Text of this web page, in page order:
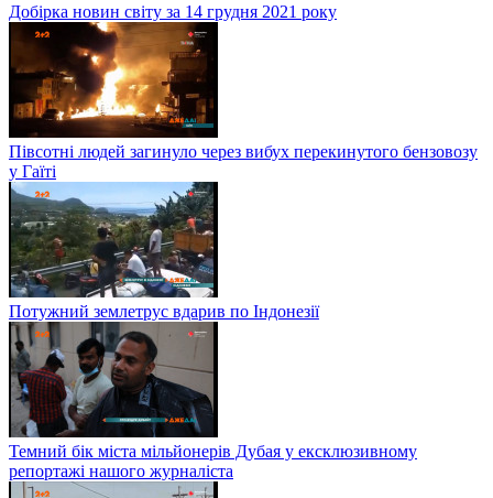
Добірка новин світу за 14 грудня 2021 року
Півсотні людей загинуло через вибух перекинутого бензовозу
у Гаїті
Потужний землетрус вдарив по Індонезії
Темний бік міста мільйонерів Дубая у ексклюзивному
репортажі нашого журналіста